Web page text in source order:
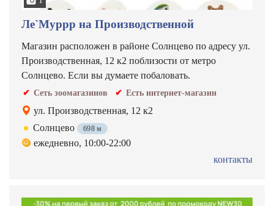
Ле`Муррр на Производственной
Магазин расположен в районе Солнцево по адресу ул.
Производственная, 12 к2 поблизости от метро
Солнцево. Если вы думаете побаловать.
Сеть зоомагазинов Есть интернет-магазин
ул. Производственная, 12 к2
Солнцево
698 м
ежедневно, 10:00-22:00
контакты